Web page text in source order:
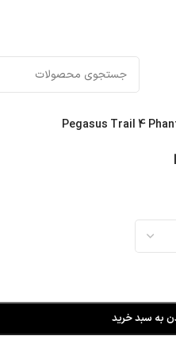
Pegasus Trail 4
به سبد خرید